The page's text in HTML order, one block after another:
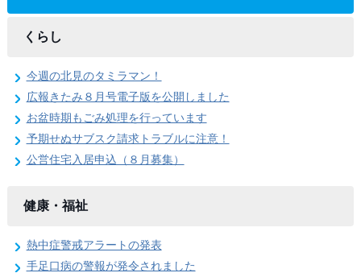
くらし
今週の北見のタミラマン！
広報きたみ８月号電子版を公開しました
お盆時期もごみ処理を行っています
予期せぬサブスク請求トラブルに注意！
公営住宅入居申込（８月募集）
健康・福祉
熱中症警戒アラートの発表
手足口病の警報が発令されました